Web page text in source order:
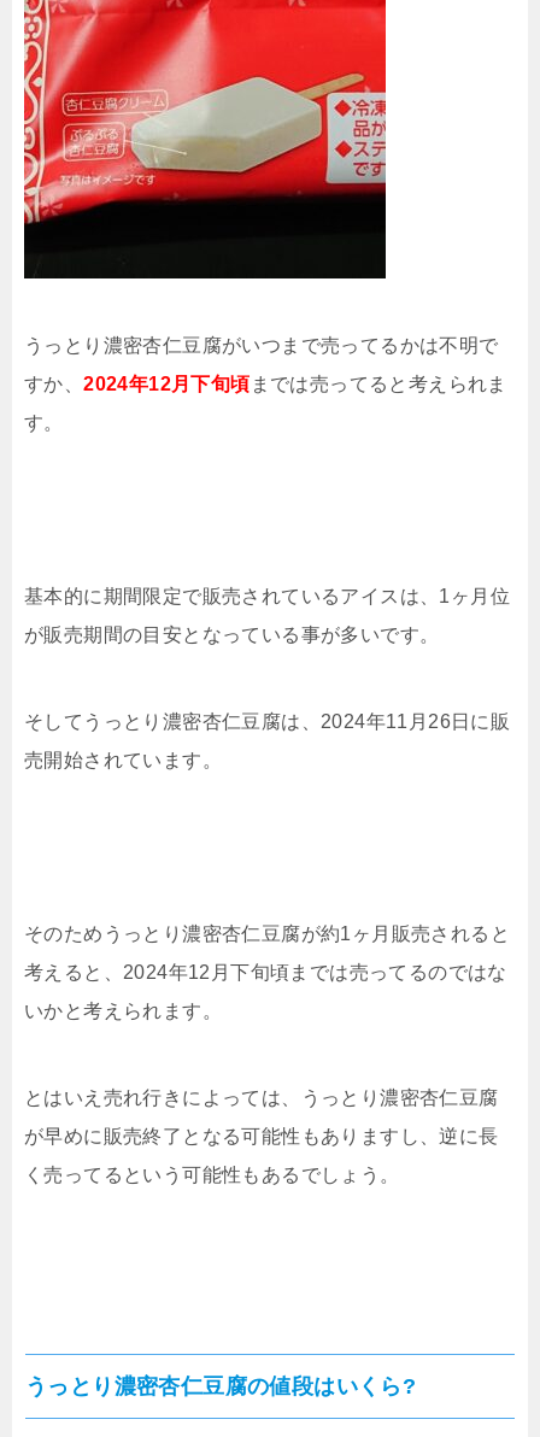
うっとり濃密杏仁豆腐がいつまで売ってるかは不明で
すか、2024年12月下旬頃 までは売ってると考えられま
す。
基本的に期間限定で販売されているアイスは、1ヶ月位
が販売期間の目安となっている事が多いです。
そしてうっとり濃密杏仁豆腐は、2024年11月26日に販
売開始されています。
そのためうっとり濃密杏仁豆腐が約1ヶ月販売されると
考えると、2024年12月下旬頃までは売ってるのではな
いかと考えられます。
とはいえ売れ行きによっては、うっとり濃密杏仁豆腐
が早めに販売終了となる可能性もありますし、逆に長
く売ってるという可能性もあるでしょう。
うっとり濃密杏仁豆腐の値段はいくら?